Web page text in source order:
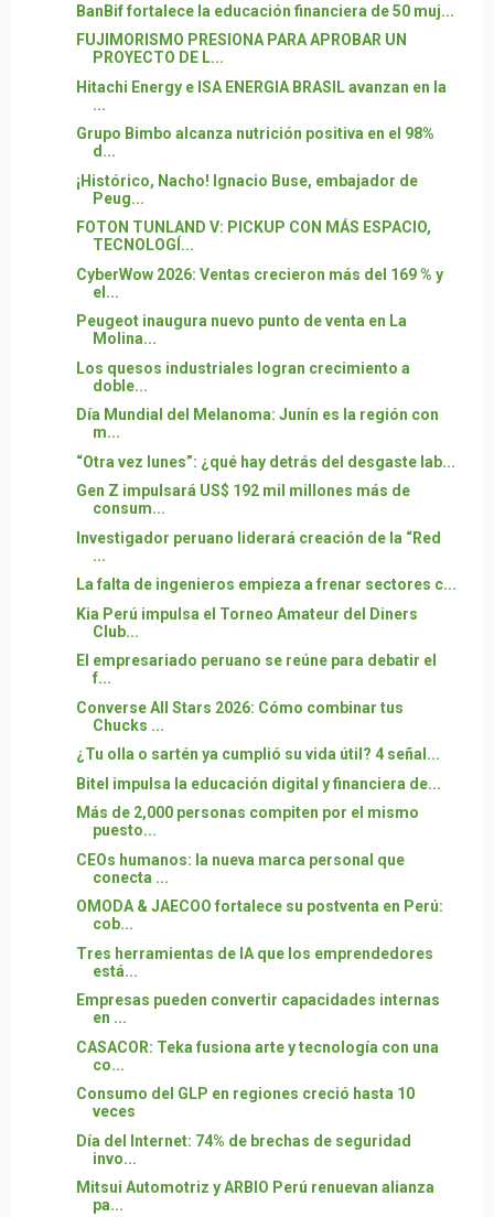
BanBif fortalece la educación financiera de 50 muj...
FUJIMORISMO PRESIONA PARA APROBAR UN
PROYECTO DE L...
Hitachi Energy e ISA ENERGIA BRASIL avanzan en la
...
Grupo Bimbo alcanza nutrición positiva en el 98%
d...
¡Histórico, Nacho! Ignacio Buse, embajador de
Peug...
FOTON TUNLAND V: PICKUP CON MÁS ESPACIO,
TECNOLOGÍ...
CyberWow 2026: Ventas crecieron más del 169 % y
el...
Peugeot inaugura nuevo punto de venta en La
Molina...
Los quesos industriales logran crecimiento a
doble...
Día Mundial del Melanoma: Junín es la región con
m...
“Otra vez lunes”: ¿qué hay detrás del desgaste lab...
Gen Z impulsará US$ 192 mil millones más de
consum...
Investigador peruano liderará creación de la “Red
...
La falta de ingenieros empieza a frenar sectores c...
Kia Perú impulsa el Torneo Amateur del Diners
Club...
El empresariado peruano se reúne para debatir el
f...
Converse All Stars 2026: Cómo combinar tus
Chucks ...
¿Tu olla o sartén ya cumplió su vida útil? 4 señal...
Bitel impulsa la educación digital y financiera de...
Más de 2,000 personas compiten por el mismo
puesto...
CEOs humanos: la nueva marca personal que
conecta ...
OMODA & JAECOO fortalece su postventa en Perú:
cob...
Tres herramientas de IA que los emprendedores
está...
Empresas pueden convertir capacidades internas
en ...
CASACOR: Teka fusiona arte y tecnología con una
co...
Consumo del GLP en regiones creció hasta 10
veces
Día del Internet: 74% de brechas de seguridad
invo...
Mitsui Automotriz y ARBIO Perú renuevan alianza
pa...